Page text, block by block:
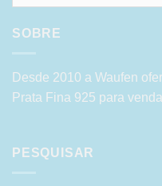
SOBRE
Desde 2010 a Waufen
Prata Fina 925 para
PESQUISAR